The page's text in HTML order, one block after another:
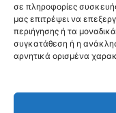
σε πληροφορίες
μας επιτρέψει να
περιήγησης ή τα
συγκατάθεση ή η
αρνητικά ορισμένα